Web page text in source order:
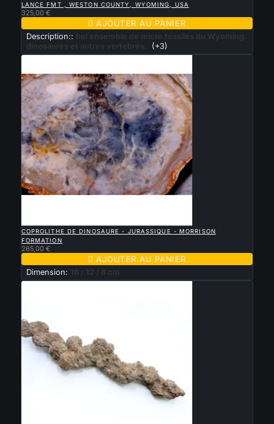
LANCE FMT , WESTON COUNTY, WYOMING, USA
325,00 €
 AJOUTER AU PANIER
Description::
bel ensemble de micro fossiles du Wyoming.
dinosaures et autres vertebrés.
(+3)
COPROLITHE DE DINOSAURE - JURASSIQUE - MORRISON
FORMATION
265,00 €
 AJOUTER AU PANIER
Dimension: 16 / 12 / 8 cm